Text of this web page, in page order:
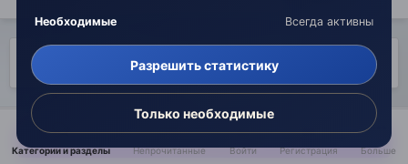
Страница 1 из 3
Категории и разделы Непрочитанные Войти Регистрация Больше
Необходимые Всегда активны
Разрешить статистику
Только необходимые